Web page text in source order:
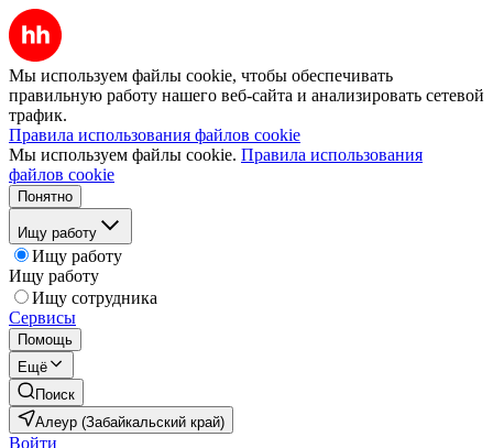
Мы используем файлы cookie, чтобы обеспечивать
правильную работу нашего веб-сайта и анализировать сетевой
трафик.
Правила использования файлов cookie
Мы используем файлы cookie. Правила использования
файлов cookie
Понятно
Ищу работу
Ищу работу
Ищу работу
Ищу сотрудника
Сервисы
Помощь
Ещё
Поиск
Алеур (Забайкальский край)
Войти